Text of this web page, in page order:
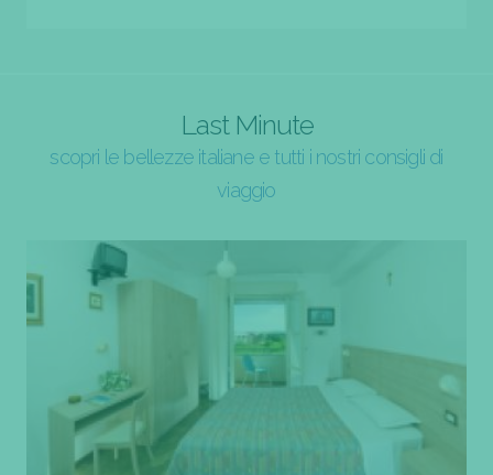
Last Minute
scopri le bellezze italiane e tutti i nostri consigli di
viaggio